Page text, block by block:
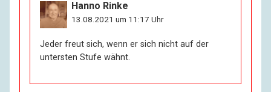
Hanno Rinke
13.08.2021 um 11:17 Uhr
Jeder freut sich, wenn er sich nicht auf der
untersten Stufe wähnt.